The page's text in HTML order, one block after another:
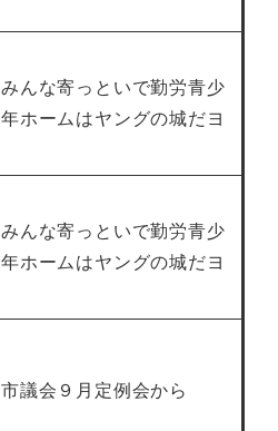
みんな寄っといで勤労青少
年ホームはヤングの城だヨ
みんな寄っといで勤労青少
年ホームはヤングの城だヨ
市議会９月定例会から